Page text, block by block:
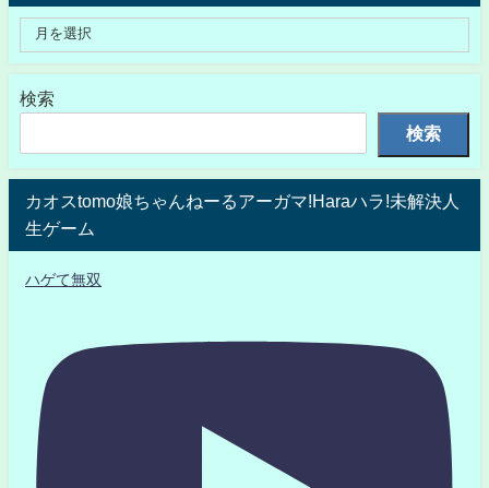
検索
検索
カオスtomo娘ちゃんねーるアーガマ!Haraハラ!未解決人
生ゲーム
ハゲて無双